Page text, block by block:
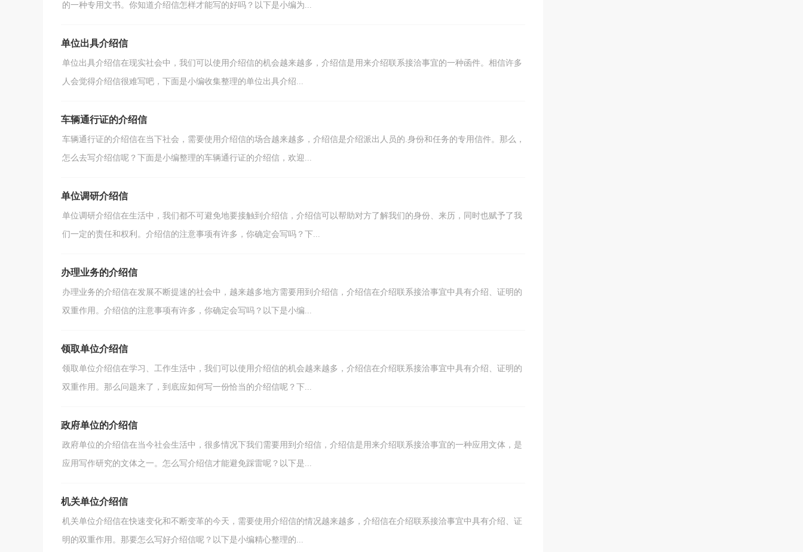
的一种专用文书。你知道介绍信怎样才能写的好吗？以下是小编为...
单位出具介绍信
单位出具介绍信在现实社会中，我们可以使用介绍信的机会越来越多，介绍信是用来介绍联系接洽事宜的一种函件。相信许多
人会觉得介绍信很难写吧，下面是小编收集整理的单位出具介绍...
车辆通行证的介绍信
车辆通行证的介绍信在当下社会，需要使用介绍信的场合越来越多，介绍信是介绍派出人员的.身份和任务的专用信件。那么，
怎么去写介绍信呢？下面是小编整理的车辆通行证的介绍信，欢迎...
单位调研介绍信
单位调研介绍信在生活中，我们都不可避免地要接触到介绍信，介绍信可以帮助对方了解我们的身份、来历，同时也赋予了我
们一定的责任和权利。介绍信的注意事项有许多，你确定会写吗？下...
办理业务的介绍信
办理业务的介绍信在发展不断提速的社会中，越来越多地方需要用到介绍信，介绍信在介绍联系接洽事宜中具有介绍、证明的
双重作用。介绍信的注意事项有许多，你确定会写吗？以下是小编...
领取单位介绍信
领取单位介绍信在学习、工作生活中，我们可以使用介绍信的机会越来越多，介绍信在介绍联系接洽事宜中具有介绍、证明的
双重作用。那么问题来了，到底应如何写一份恰当的介绍信呢？下...
政府单位的介绍信
政府单位的介绍信在当今社会生活中，很多情况下我们需要用到介绍信，介绍信是用来介绍联系接洽事宜的一种应用文体，是
应用写作研究的文体之一。怎么写介绍信才能避免踩雷呢？以下是...
机关单位介绍信
机关单位介绍信在快速变化和不断变革的今天，需要使用介绍信的情况越来越多，介绍信在介绍联系接洽事宜中具有介绍、证
明的双重作用。那要怎么写好介绍信呢？以下是小编精心整理的...